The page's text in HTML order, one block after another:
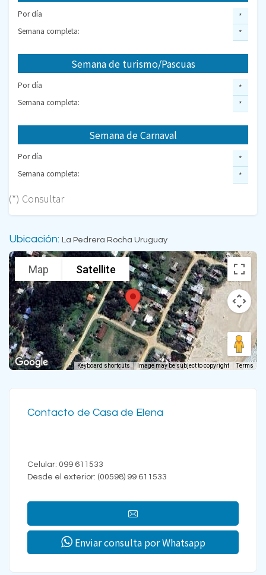
Por día
Semana completa:
*
*
Semana de turismo/Pascuas
Por día
Semana completa:
*
*
Semana de Carnaval
Por día
Semana completa:
*
*
(*) Consultar
Ubicación: La Pedrera Rocha Uruguay
Map Satellite
Keyboard shortcuts Image may be subject to copyright Terms
Contacto de Casa de Elena
Celular: 099 611533
Desde el exterior: (00598) 99 611533
Enviar consulta por Whatsapp